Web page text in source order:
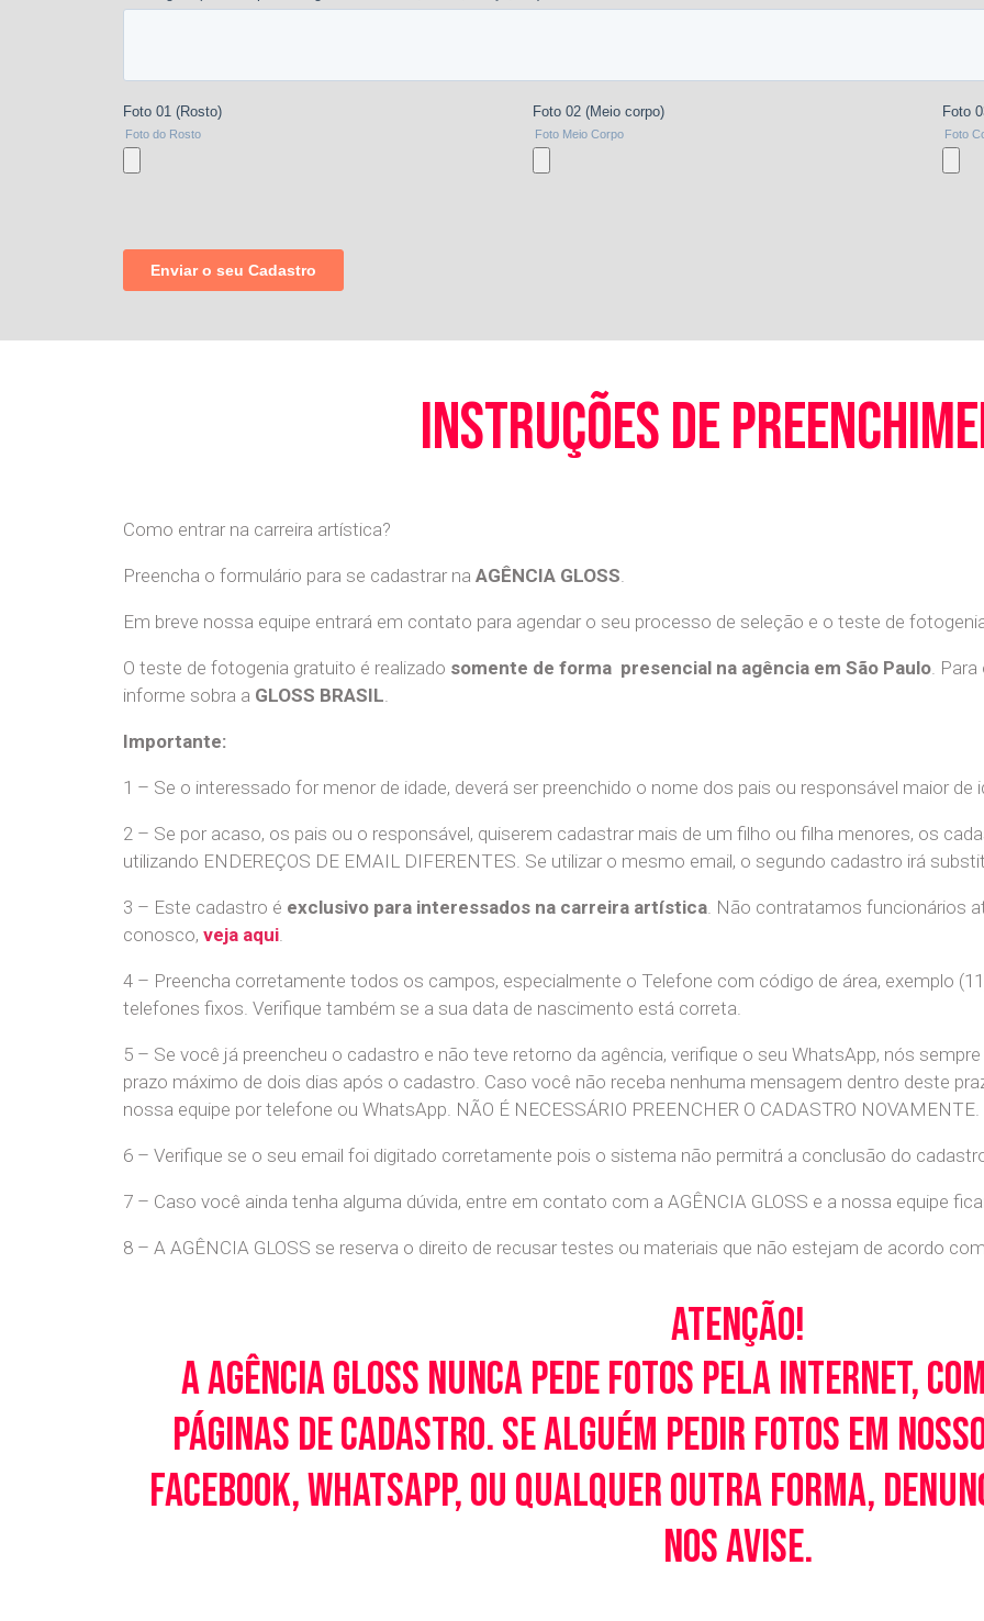
instruções de
Como entrar na carreira artística?
Preencha o formulário para se cadastrar na AGÊNCIA GLOSS
Em breve nossa equipe entrará em contato para agendar o seu processo de seleção e o teste de
O teste de fotogenia gratuito é realizado somente de forma presencial na agência em São Paulo .
informe sobra a GLOSS BRASIL
Importante:
1 – Se o interessado for menor de idade, deverá ser preenchido o nome dos pais ou responsável maior de
2 – Se por acaso, os pais ou o responsável, quiserem cadastrar mais de um filho ou filha menores, os
utilizando ENDEREÇOS DE EMAIL DIFERENTES. Se utilizar o mesmo email, o segundo cadastro irá
3 – Este cadastro é exclusivo para interessados na carreira artística . Não contratamos funcionários
conosco, veja aqui
4 – Preencha corretamente todos os campos, especialmente o Telefone com código de área, exemplo
telefones fixos. Verifique também se a sua data de nascimento está correta.
5 – Se você já preencheu o cadastro e não teve retorno da agência, verifique o seu WhatsApp, nós
prazo máximo de dois dias após o cadastro. Caso você não receba nenhuma mensagem dentro deste
nossa equipe por telefone ou WhatsApp. NÃO É NECESSÁRIO PREENCHER O CADASTRO NOVAMENTE.
6 – Verifique se o seu email foi digitado corretamente pois o sistema não permitrá a conclusão do
7 – Caso você ainda tenha alguma dúvida, entre em contato com a AGÊNCIA GLOSS e a nossa equipe
8 – A AGÊNCIA GLOSS se reserva o direito de recusar testes ou materiais que não estejam de acordo
Atenção!
A Agência Gloss nunca pede fotos pela Internet,
páginas de cadastro. Se alguém pedir fotos em
Facebook, WhatsApp, ou qualquer outra forma,
nos avise.